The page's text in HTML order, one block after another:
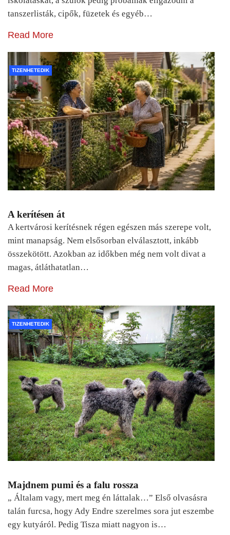
tanszerlisták, cipők, füzetek és egyéb…
Read More
TIZENHETEDIK
A kerítésen át
A kertvárosi kerítésnek régen egészen más szerepe volt,
mint manapság. Nem elsősorban elválasztott, inkább
összekötött. Azokban az időkben még nem volt divat a
magas, átláthatatlan…
Read More
TIZENHETEDIK
Majdnem pumi és a falu rossza
„ Általam vagy, mert meg én láttalak…” Első olvasásra
talán furcsa, hogy Ady Endre szerelmes sora jut eszembe
egy kutyáról. Pedig Tisza miatt nagyon is…